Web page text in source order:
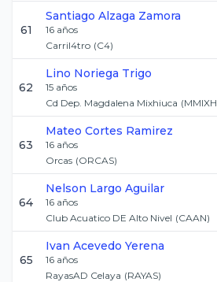
61
Santiago Alzaga Zamora
16 años
Carril4tro (C4)
62
Lino Noriega Trigo
15 años
Cd Dep. Magdalena Mixhiuca (MMIXH
63
Mateo Cortes Ramirez
16 años
Orcas (ORCAS)
64
Nelson Largo Aguilar
16 años
Club Acuatico DE Alto Nivel (CAAN)
65
Ivan Acevedo Yerena
16 años
RayasAD Celaya (RAYAS)